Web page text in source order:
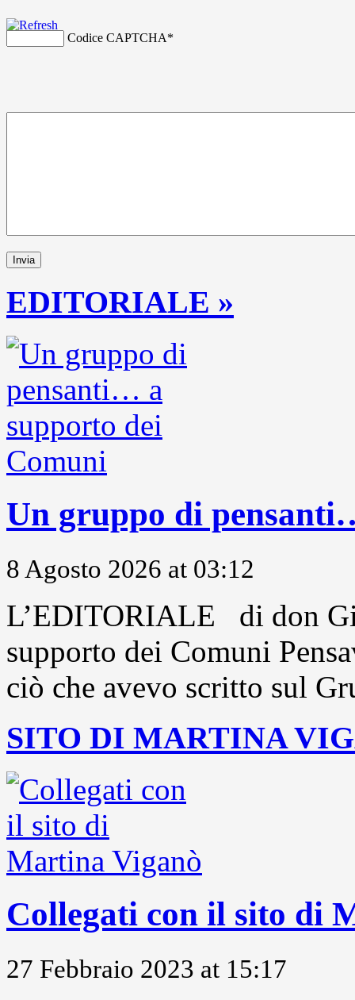
Codice CAPTCHA*
EDITORIALE »
Un gruppo di
8 Agosto 2026 at 03:12
L’EDITORIALE di don
supporto dei Comuni
ciò che avevo scritto sul
SITO DI MARTINA
Collegati con il sito di
27 Febbraio 2023 at 15:17